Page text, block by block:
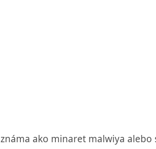
ako minaret malwiya